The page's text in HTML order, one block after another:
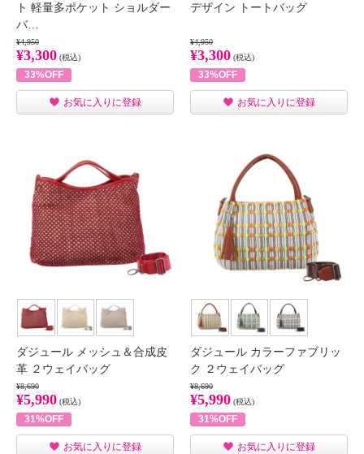
ト 軽量多ポケット ショルダー
バ…
¥4,950
¥3,300 (税込)
33%OFF
お気に入りに登録
デザイン トートバッグ
¥4,950
¥3,300 (税込)
33%OFF
お気に入りに登録
ダジュール メッシュ＆合成皮
革 ２ウェイバッグ
¥8,690
¥5,990 (税込)
31%OFF
お気に入りに登録
ダジュール カラーファブリッ
ク ２ウェイバッグ
¥8,690
¥5,990 (税込)
31%OFF
お気に入りに登録